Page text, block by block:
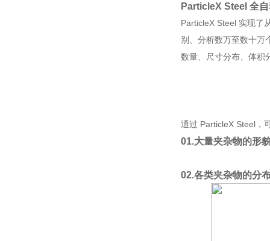
ParticleX Steel 全
ParticleX Steel 实现了
别、分析数万至数十万
数量、尺寸分布、体积
通过 ParticleX Steel，
01.大量夹杂物的形
02.各类夹杂物的分